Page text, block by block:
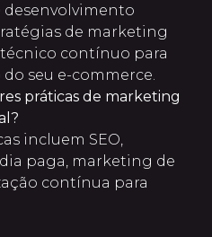
desenvolvimento
de marketing
contínuo para
seu e-commerce.
práticas de marketing
incluem SEO,
paga, marketing de
contínua para